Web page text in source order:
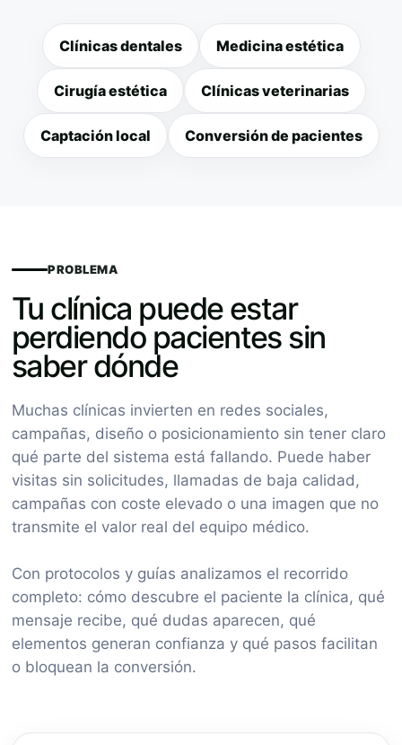
Clínicas dentales Medicina estética
Cirugía estética Clínicas veterinarias
Captación local Conversión de pacientes
PROBLEMA
Tu clínica puede estar
perdiendo pacientes sin
saber dónde
Muchas clínicas invierten en redes sociales,
campañas, diseño o posicionamiento sin tener claro
qué parte del sistema está fallando. Puede haber
visitas sin solicitudes, llamadas de baja calidad,
campañas con coste elevado o una imagen que no
transmite el valor real del equipo médico.
Con protocolos y guías analizamos el recorrido
completo: cómo descubre el paciente la clínica, qué
mensaje recibe, qué dudas aparecen, qué
elementos generan confianza y qué pasos facilitan
o bloquean la conversión.